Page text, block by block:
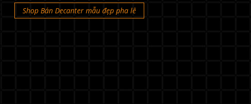
Shop Bán Decanter mẫu đẹp pha lê